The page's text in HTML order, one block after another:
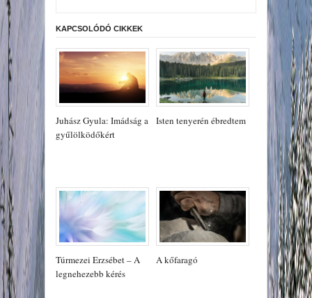
KAPCSOLÓDÓ CIKKEK
Juhász Gyula: Imádság a
gyűlölködőkért
Isten tenyerén ébredtem
Túrmezei Erzsébet – A
legnehezebb kérés
A kőfaragó